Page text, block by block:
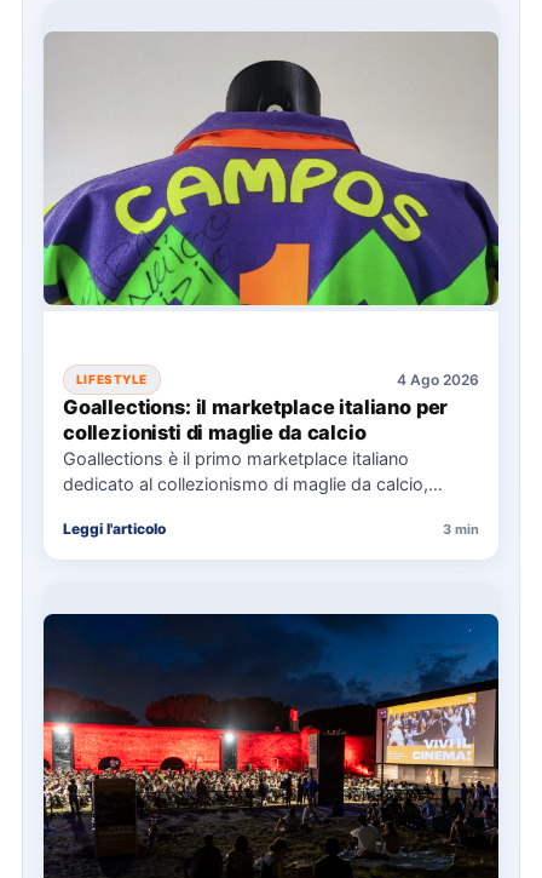
LIFESTYLE 4 Ago 2026
Goallections: il marketplace italiano per
collezionisti di maglie da calcio
Goallections è il primo marketplace italiano
dedicato al collezionismo di maglie da calcio,
Leggi l'articolo 3 min